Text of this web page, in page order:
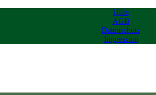
Hilfe
AGB
Datenschutz
Impressum